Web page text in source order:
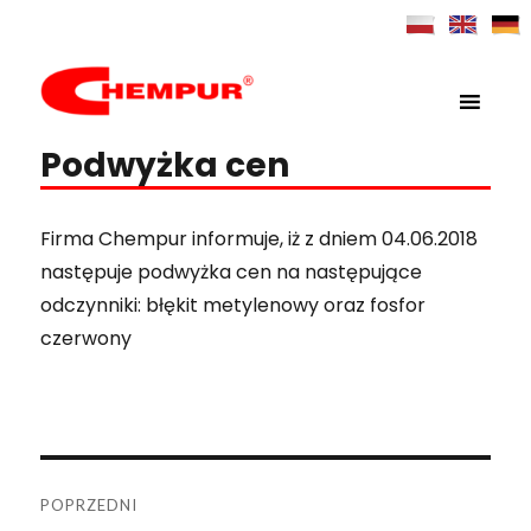
Chempur
Podwyżka cen
Firma Chempur informuje, iż z dniem 04.06.2018
następuje podwyżka cen na następujące
odczynniki: błękit metylenowy oraz fosfor
czerwony
Nawigacja
POPRZEDNI